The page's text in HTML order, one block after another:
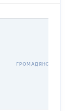
ГРОМАДЯНСТВО